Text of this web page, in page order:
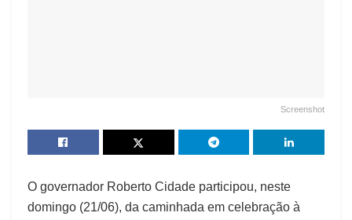
Screenshot
O governador Roberto Cidade participou, neste
domingo (21/06), da caminhada em celebração à